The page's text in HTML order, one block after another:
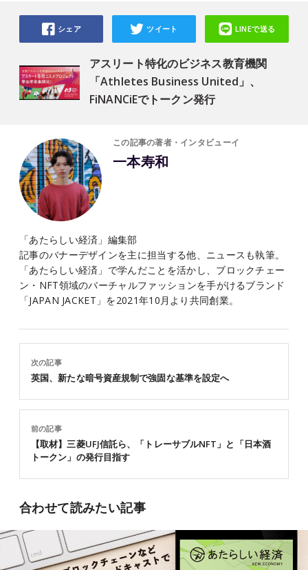
アスリート特化のビジネス教育機関
「Athletes Business United」、
FiNANCiEでトークン発行
シェア ツイート LINEで送る
この記事の著者・インタビューイ
一本寿和
「あたらしい経済」編集部
記事のバナーデザインを主に担当する他、ニュースも執筆。
「あたらしい経済」で学んだことを活かし、ブロックチェー
ン・NFT領域のバーチャルファッションを手がけるブランド
「JAPAN JACKET」を2021年10月より共同創業。
前の記事
【取材】三菱UFJ信託ら、「トレーサブルNFT」と「日本酒
トークン」の発行目指す
次の記事
英国、新たな暗号資産規制で強固な基準を設定へ
合わせて読みたい記事